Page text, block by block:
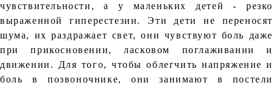
чувствительности, а у маленьких детей - резко
выраженной гиперестезии. Эти дети не переносят
шума, их раздражает свет, они чувствуют боль даже
при прикосновении, ласковом поглаживании и
движении. Для того, чтобы облегчить напряжение и
боль в позвоночнике, они занимают в постели